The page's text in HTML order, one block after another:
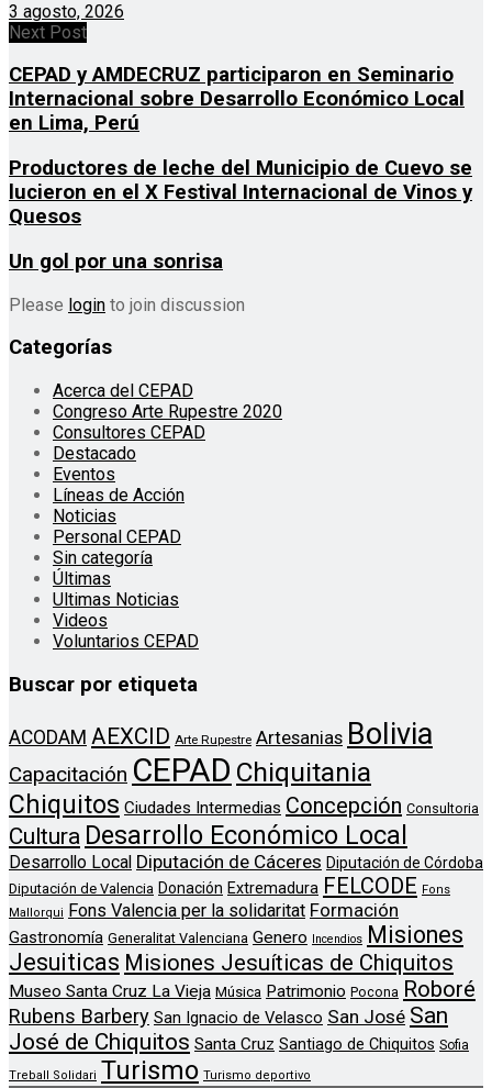
3 agosto, 2026
Next Post
CEPAD y AMDECRUZ participaron en Seminario
Internacional sobre Desarrollo Económico Local
en Lima, Perú
Productores de leche del Municipio de Cuevo se
lucieron en el X Festival Internacional de Vinos y
Quesos
Un gol por una sonrisa
Please login to join discussion
Categorías
Acerca del CEPAD
Congreso Arte Rupestre 2020
Consultores CEPAD
Destacado
Eventos
Líneas de Acción
Noticias
Personal CEPAD
Sin categoría
Últimas
Ultimas Noticias
Videos
Voluntarios CEPAD
Buscar por etiqueta
ACODAM AEXCID Arte Rupestre Artesanias Bolivia
Capacitación CEPAD Chiquitania
Chiquitos Ciudades Intermedias Concepción Consultoria
Cultura Desarrollo Económico Local
Desarrollo Local Diputación de Cáceres Diputación de Córdoba
Diputación de Valencia Donación Extremadura FELCODE Fons
Mallorqui
Fons Valencia per la solidaritat Formación
Gastronomía Generalitat Valenciana Genero Incendios
Misiones
Jesuiticas Misiones Jesuíticas de Chiquitos
Museo Santa Cruz La Vieja Música Patrimonio Pocona Roboré
Rubens Barbery San Ignacio de Velasco San José San
José de Chiquitos Santa Cruz Santiago de Chiquitos Sofia
Treball Solidari Turismo Turismo deportivo